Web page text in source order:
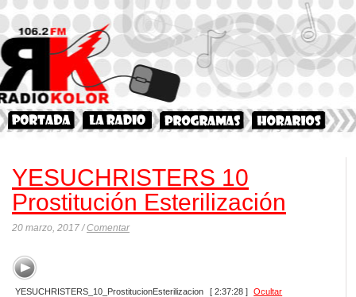
YESUCHRISTERS 10
Prostitución Esterilización
20 marzo, 2017 /Comentar
YESUCHRISTERS_10_ProstitucionEsterilizacion [ 2:37:28 ]
Ocultar